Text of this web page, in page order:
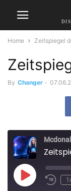
Home Zeitspiegel
By Changer -
Play
Episode